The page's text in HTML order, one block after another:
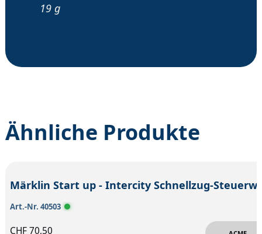
19 g
Ähnliche Produkte
Art.-Nr. 40503
CHF70,50